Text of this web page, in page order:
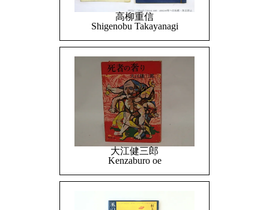
高柳重信
Shigenobu Takayanagi
大江健三郎
Kenzaburo oe